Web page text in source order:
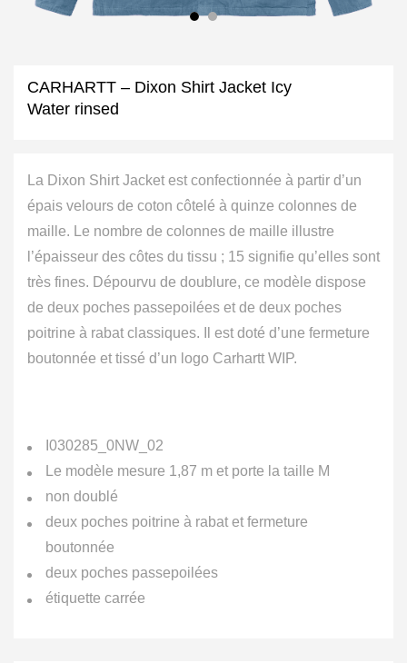
CARHARTT – Dixon Shirt Jacket Icy
Water rinsed
La Dixon Shirt Jacket est confectionnée à partir d’un
épais velours de coton côtelé à quinze colonnes de
maille. Le nombre de colonnes de maille illustre
l’épaisseur des côtes du tissu ; 15 signifie qu’elles sont
très fines. Dépourvu de doublure, ce modèle dispose
de deux poches passepoilées et de deux poches
poitrine à rabat classiques. Il est doté d’une fermeture
boutonnée et tissé d’un logo Carhartt WIP.
I030285_0NW_02
Le modèle mesure 1,87 m et porte la taille M
non doublé
deux poches poitrine à rabat et fermeture
boutonnée
deux poches passepoilées
étiquette carrée